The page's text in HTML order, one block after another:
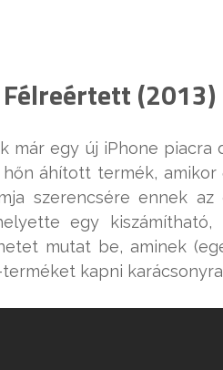
(2013)
már egy új iPhone
áhított termék, amikor
szerencsére ennek
egy kiszámítható,
mutat be, aminek
kapni